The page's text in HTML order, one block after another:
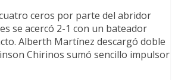
ceros por parte del abridor
se acercó 2-1 con un bateador
Alberth Martínez descargó doble
Chirinos sumó sencillo impulsor